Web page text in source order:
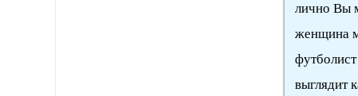
лично Вы
женщина
выглядит